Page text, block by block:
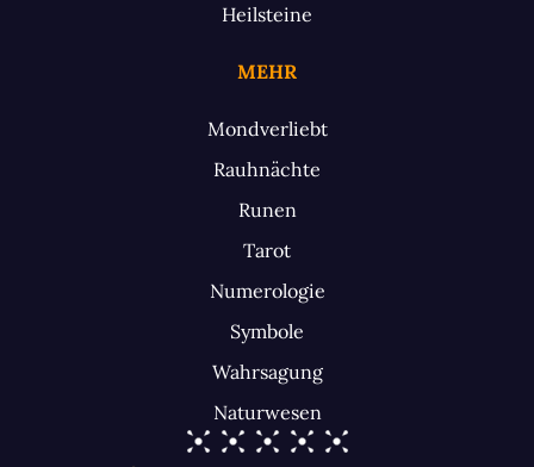
Heilsteine
MEHR
Mondverliebt
Rauhnächte
Runen
Tarot
Numerologie
Symbole
Wahrsagung
Naturwesen